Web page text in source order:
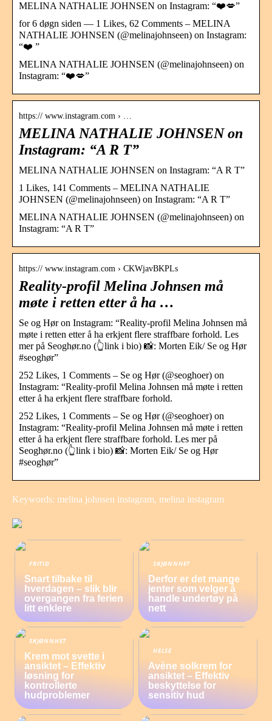
MELINA NATHALIE JOHNSEN on Instagram: “❤️💋”
for 6 døgn siden — 1 Likes, 62 Comments – MELINA
NATHALIE JOHNSEN (@melinajohnseen) on Instagram:
“❤️ ”
MELINA NATHALIE JOHNSEN (@melinajohnseen) on
Instagram: “❤️💋”
https:// www.instagram.com › …
MELINA NATHALIE JOHNSEN on
Instagram: “A R T”
MELINA NATHALIE JOHNSEN on Instagram: “A R T”
1 Likes, 141 Comments – MELINA NATHALIE
JOHNSEN (@melinajohnseen) on Instagram: “A R T”
MELINA NATHALIE JOHNSEN (@melinajohnseen) on
Instagram: “A R T”
https:// www.instagram.com › CKWjavBKPLs
Reality-profil Melina Johnsen må
møte i retten etter å ha …
Se og Hør on Instagram: “Reality-profil Melina Johnsen må
møte i retten etter å ha erkjent flere straffbare forhold. Les
mer på Seoghør.no (👆link i bio) 📸: Morten Eik/ Se og Hør
#seoghør”
252 Likes, 1 Comments – Se og Hør (@seoghoer) on
Instagram: “Reality-profil Melina Johnsen må møte i retten
etter å ha erkjent flere straffbare forhold.
252 Likes, 1 Comments – Se og Hør (@seoghoer) on
Instagram: “Reality-profil Melina Johnsen må møte i retten
etter å ha erkjent flere straffbare forhold. Les mer på
Seoghør.no (👆link i bio) 📸: Morten Eik/ Se og Hør
#seoghør”
Keywords: melina johnsen instagram, melina instagram
FRITID
Snart tilbake til
hverdagen – slik blir
overgangen fra ferien
litt enklere
SKJØNNHET
Derfor er det mange
jenter som velger å
handle undertøy på
nett
SKJØNNHET
Krem mot svette i
ansiktet – Effektiv
løsning for
kontrollerte
hudproblemer
HELSE
Avène solkrem for
ansiktet – Effektiv
beskyttelse for
sensitiv hud